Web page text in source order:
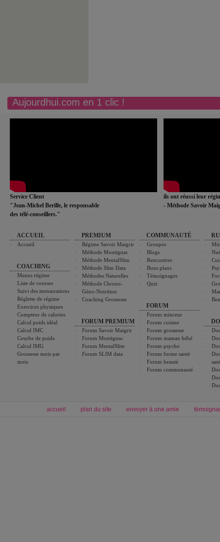
Aujourdhui.com en 1 clic !
Service Client
"Jean-Michel Berille, le responsable
des télé-conseillers."
ils ont réussi leur
- Méthode Savoir
ACCUEIL
Accueil
COACHING
Menus régime
Liste de courses
Suivi des mensurations
Réglette de régime
Exercices physiques
Compteur de calories
Calcul poids idéal
Calcul IMC
Courbe de poids
Calcul IMG
Grossesse mois par
mois
PREMIUM
Régime Savoir Maigrir
Méthode Montignac
Méthode MentalSlim
Méthode Slim Data
Méthodes Naturelles
Méthode Chrono-
Géno-Nutrition
Coaching Grossesse
FORUM PREMIUM
Forum Savoir Maigrir
Forum Montignac
Forum MentalSlim
Forum SLIM data
COMMUNAUTÉ
Groupes
Blogs
Rencontres
Bons plans
Témoignages
Quiz
FORUM
Forum minceur
Forum cuisine
Forum grossesse
Forum maman bébé
Forum psycho
Forum forme santé
Forum beauté
Forum communauté
accueil plan du site envoyer à une amie